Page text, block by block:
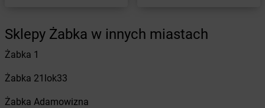
Sklepy Żabka w innych miastach
Żabka 1
Żabka 21lok33
Żabka Adamowizna